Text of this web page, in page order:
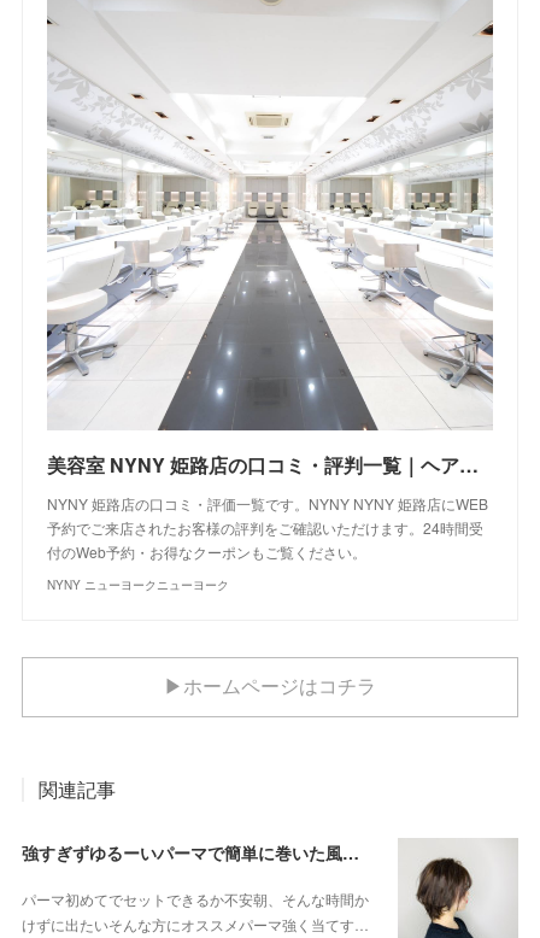
美容室 NYNY 姫路店の口コミ・評判一覧｜ヘアサロン・美容院｜ニューヨークニューヨーク
NYNY 姫路店の口コミ・評価一覧です。NYNY NYNY 姫路店にWEB
予約でご来店されたお客様の評判をご確認いただけます。24時間受
付のWeb予約・お得なクーポンもご覧ください。
NYNY ニューヨークニューヨーク
▶ホームページはコチラ
関連記事
強すぎずゆるーいパーマで簡単に巻いた風セット
パーマ初めてでセットできるか不安朝、そんな時間か
けずに出たいそんな方にオススメパーマ強く当てす…